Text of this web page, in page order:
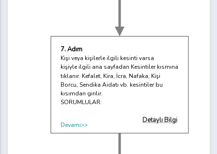
7. Adım
Kişi veya kişilerle ilgili kesinti varsa
kişiyle ilgili ana sayfadan Kesintiler kısmına
tıklanır. Kefalet, Kira, İcra, Nafaka, Kişi
Borcu, Sendika Aidatı vb. kesintiler bu
kısımdan girilir.
SORUMLULAR:
Detaylı Bilgi
Devamı>>